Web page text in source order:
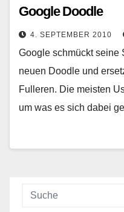
Google Doodle
4. SEPTEMBER 2010
Google schmückt seine
neuen Doodle und
Fulleren. Die meisten
um was es sich dabei